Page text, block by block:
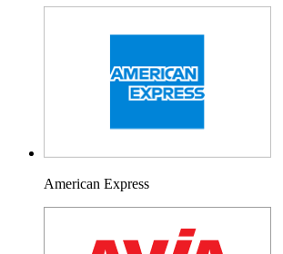
American Express